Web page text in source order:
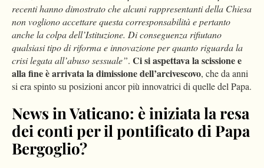
recenti hanno dimostrato che alcuni rappresentanti della Chiesa
non vogliono accettare questa corresponsabilità e pertanto
anche la colpa dell’Istituzione. Di conseguenza rifiutano
qualsiasi tipo di riforma e innovazione per quanto riguarda la
crisi legata all’abuso sessuale”. Ci si aspettava la scissione e
alla fine è arrivata la dimissione dell’arcivescovo, che da anni
si era spinto su posizioni ancor più innovatrici di quelle del Papa.
News in Vaticano: è iniziata la resa
dei conti per il pontificato di Papa
Bergoglio?